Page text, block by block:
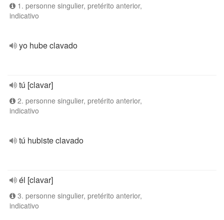
1. personne singulier, pretérito anterior,
indicativo
yo hube clavado
tú [clavar]
2. personne singulier, pretérito anterior,
indicativo
tú hubiste clavado
él [clavar]
3. personne singulier, pretérito anterior,
indicativo